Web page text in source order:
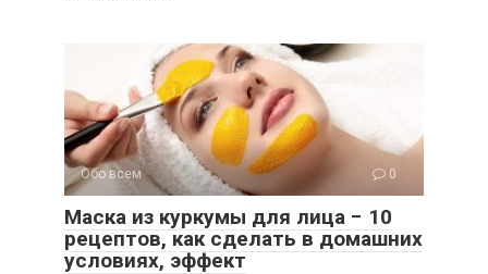
Обо всем 0
Маска из куркумы для лица − 10
рецептов, как сделать в домашних
условиях, эффект